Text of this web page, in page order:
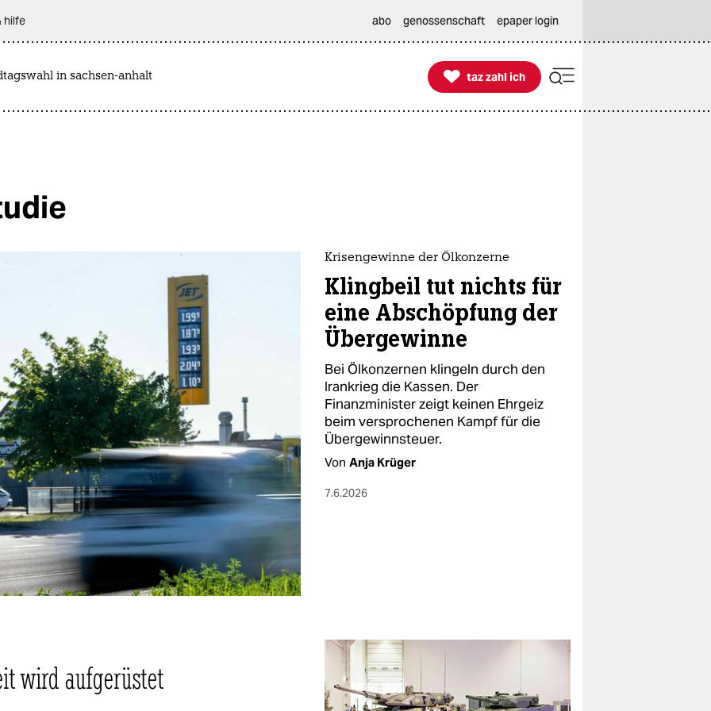
hilfe abo genossenschaft epaper login
in sachsen-anhalt 
taz zahl ich
taz zahl ich
Krisengewinne der Ölkonzerne
Klingbeil tut nichts für
eine Abschöpfung der
Übergewinne
Bei Ölkonzernen klingeln durch den
Irankrieg die Kassen. Der
Finanzminister zeigt keinen Ehrgeiz
beim versprochenen Kampf für die
Übergewinnsteuer.
Von Anja Krüger
7.6.2026
wird aufgerüstet